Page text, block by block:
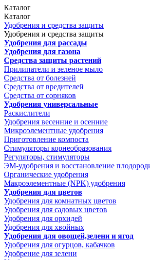
Каталог
Каталог
Удобрения и средства защиты
Удобрения и средства защиты
Удобрения для рассады
Удобрения для газона
Средства защиты растений
Прилипатели и зеленое мыло
Средства от болезней
Средства от вредителей
Средства от сорняков
Удобрения универсальные
Раскислители
Удобрения весенние и осенние
Микроэлементные удобрения
Приготовление компоста
Стимуляторы корнеобразования
Регуляторы, стимуляторы
ЭМ-удобрения и восстановление
Органические удобрения
Макроэлементные (NPK) удобрения
Удобрения для цветов
Удобрения для комнатных цветов
Удобрения для садовых цветов
Удобрения для орхидей
Удобрения для хвойных
Удобрения для овощей,зелени и ягод
Удобрения для огурцов, кабачков
Удобрение для зелени